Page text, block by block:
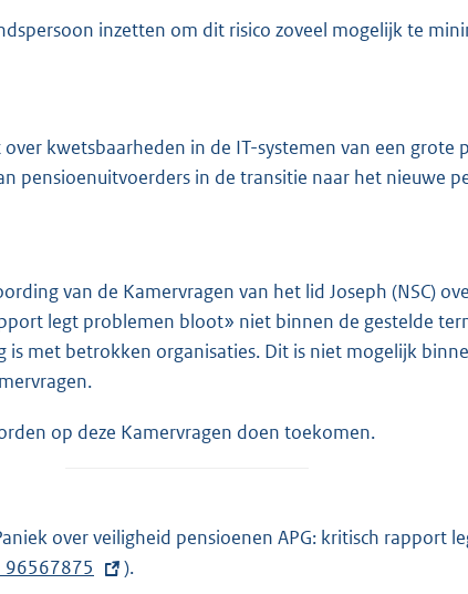
inzetten om dit risico zoveel mogelijk te
kwetsbaarheden in de IT-systemen van een grote
pensioenuitvoerders in de transitie naar het nieuwe
van de Kamervragen van het lid Joseph (NSC)
legt problemen bloot» niet binnen de gestelde
met betrokken organisaties. Dit is niet mogelijk
op deze Kamervragen doen toekomen.
over veiligheid pensioenen APG: kritisch rapport
).